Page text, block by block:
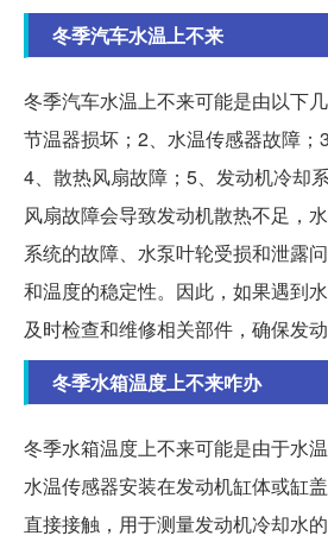
冬季汽车水温上不来
冬季汽车水温上不来可能是由以下几
节温器损坏；2、水温传感器故障；
4、散热风扇故障；5、发动机冷却
风扇故障会导致发动机散热不足，
系统的故障、水泵叶轮受损和泄露
和温度的稳定性。因此，如果遇到
及时检查和维修相关部件，确保发动
冬季水箱温度上不来咋办
冬季水箱温度上不来可能是由于水
水温传感器安装在发动机缸体或缸
直接接触，用于测量发动机冷却水